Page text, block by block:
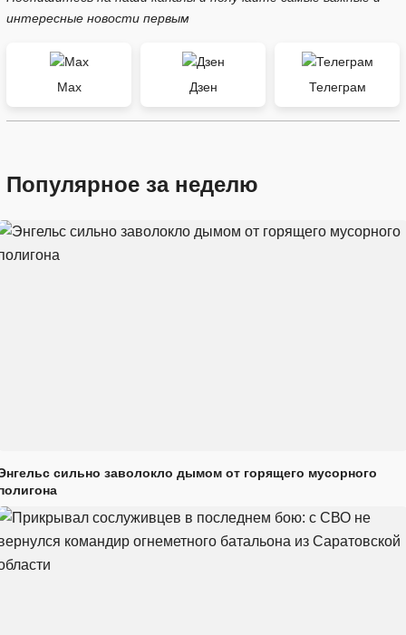
интересные новости первым
Max Дзен Телеграм
Популярное за неделю
сильно заволокло дымом от горящего мусорного